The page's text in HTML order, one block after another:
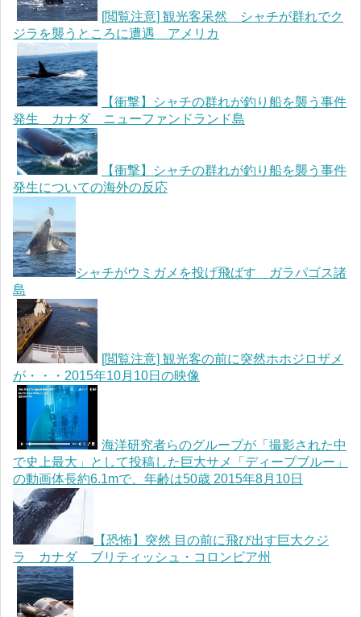
[閲覧注意] 観光客呆然 シャチが群れでク
ジラを襲うところに遭遇 アメリカ
【衝撃】シャチの群れが釣り船を襲う事件
発生 カナダ ニューファンドランド島
【衝撃】シャチの群れが釣り船を襲う事件
発生についての海外の反応
シャチがウミガメを投げ飛ばす ガラパゴス諸
島
[閲覧注意] 観光客の前に突然ホホジロザメ
が・・・2015年10月10日の映像
海洋研究者らのグループが「撮影された中
で史上最大」として投稿した巨大サメ「ディープブルー」
の動画体長約6.1mで、年齢は50歳 2015年8月10日
【恐怖】突然 目の前に飛び出す巨大クジ
ラ カナダ ブリティッシュ・コロンビア州